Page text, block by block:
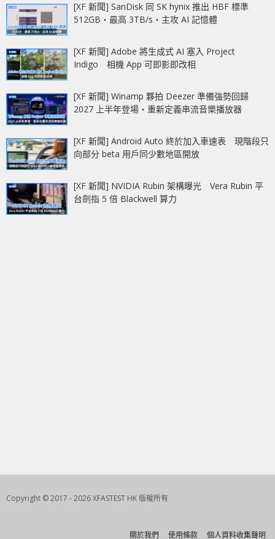
[XF 新聞] SanDisk 同 SK hynix 推出 HBF 標準
512GB‧最高 3TB/s‧主攻 AI 記憶體
[XF 新聞] Adobe 將生成式 AI 塞入 Project
Indigo 相機 App 可即影即改相
[XF 新聞] Winamp 夥拍 Deezer 準備強勢回歸
2027 上半年登場‧重新定義串流音樂播放器
[XF 新聞] Android Auto 終於加入車速表 現階段只
向部分 beta 用戶同少數地區開放
[XF 新聞] NVIDIA Rubin 架構曝光 Vera Rubin 平
台劍指 5 倍 Blackwell 算力
Copyright © 2017 - 2026 XFASTEST HK 版權所有
關於我們 使用條款 個人資料收集聲明